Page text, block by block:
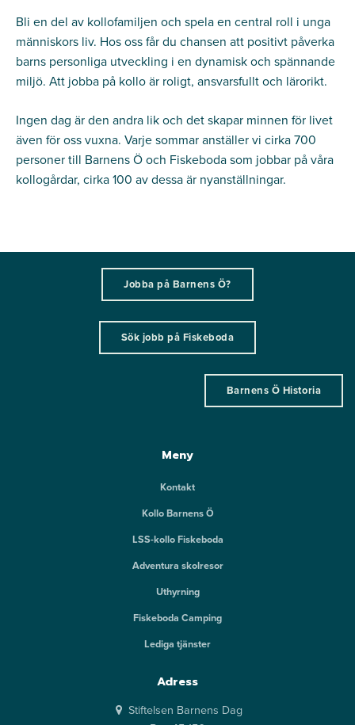
Bli en del av kollofamiljen och spela en central roll i unga
människors liv. Hos oss får du chansen att positivt påverka
barns personliga utveckling i en dynamisk och spännande
miljö. Att jobba på kollo är roligt, ansvarsfullt och lärorikt.
Ingen dag är den andra lik och det skapar minnen för livet
även för oss vuxna. Varje sommar anställer vi cirka 700
personer till Barnens Ö och Fiskeboda som jobbar på våra
kollogårdar, cirka 100 av dessa är nyanställningar.
Jobba på Barnens Ö?
Sök jobb på Fiskeboda
Barnens Ö Historia
Meny
Kontakt
Kollo Barnens Ö
LSS-kollo Fiskeboda
Adventura skolresor
Uthyrning
Fiskeboda Camping
Lediga tjänster
Adress
Stiftelsen Barnens Dag